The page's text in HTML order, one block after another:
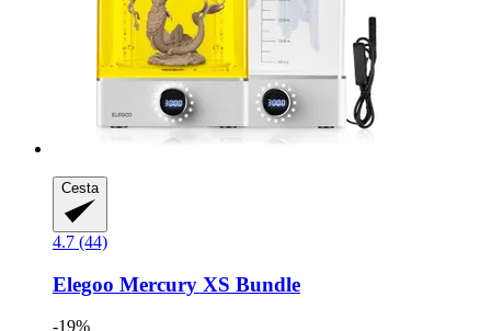
Cesta
4.7 (44)
Elegoo Mercury XS Bundle
-19%